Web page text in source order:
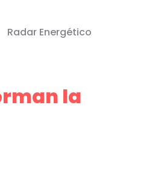
Radar Energético
la